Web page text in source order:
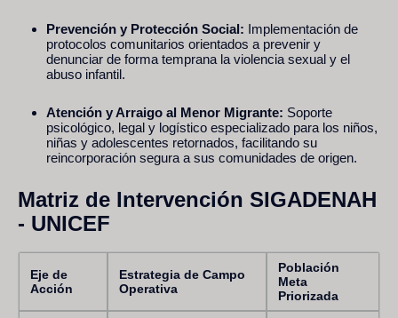
Prevención y Protección Social: Implementación de
protocolos comunitarios orientados a prevenir y
denunciar de forma temprana la violencia sexual y el
abuso infantil.
Atención y Arraigo al Menor Migrante: Soporte
psicológico, legal y logístico especializado para los niños,
niñas y adolescentes retornados, facilitando su
reincorporación segura a sus comunidades de origen.
Matriz de Intervención SIGADENAH
- UNICEF
Eje de
Acción
Estrategia de Campo
Operativa
Población
Meta
Priorizada